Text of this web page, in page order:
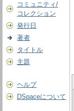
コミュニティ/
コレクション
発行日
著者
タイトル
主題
ヘルプ
DSpaceについて